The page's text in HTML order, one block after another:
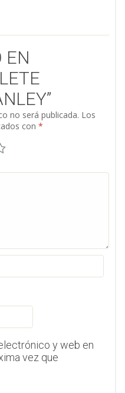
EN
no será publicada. Los
con *
y web en
vez que